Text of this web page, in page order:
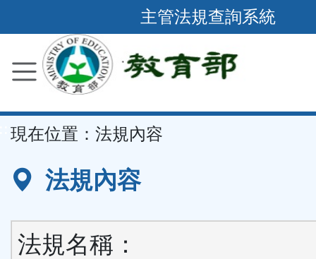
到
要
容
區
主管法規查詢系統
現在位置： 法規內容
法規內容
法規名稱：